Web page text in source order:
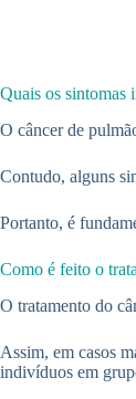
Quais os sintomas
O câncer de
Contudo, alguns
Portanto, é
Como é feito o
O tratamento do
Assim, em casos
indivíduos em